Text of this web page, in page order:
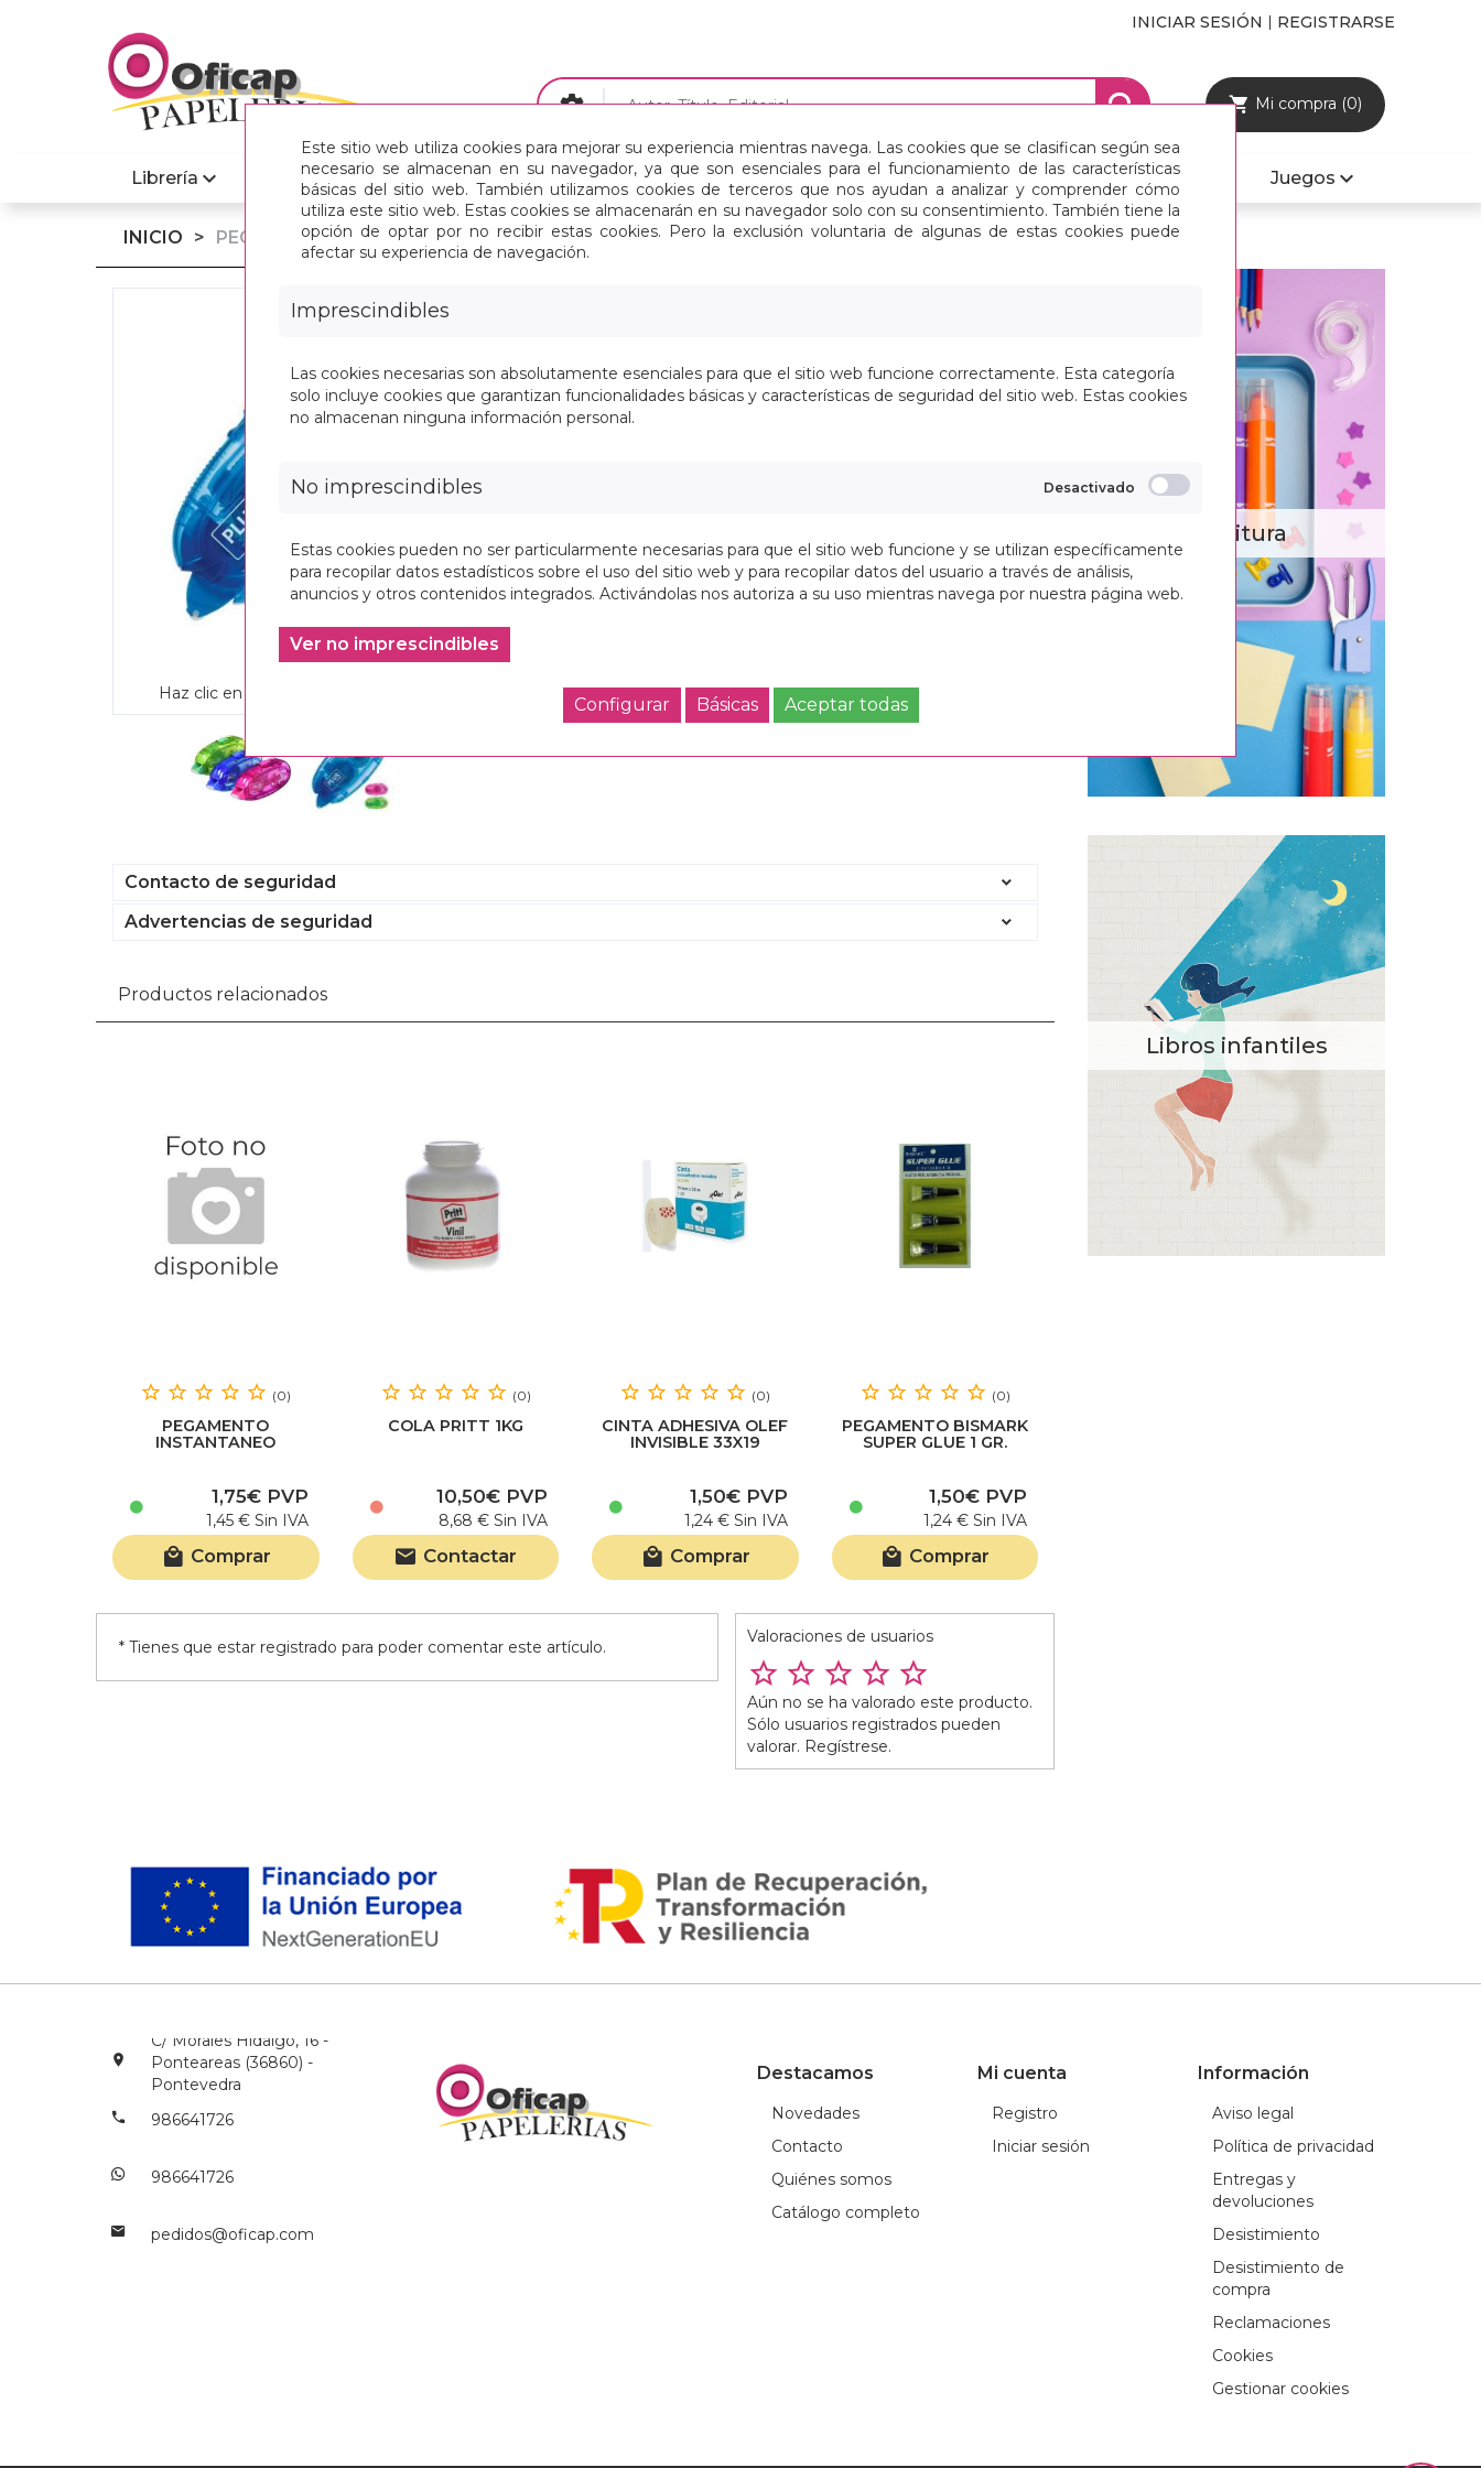
Este sitio web utiliza cookies para mejorar su experiencia mientras navega. Las cookies que se clasifican según sea
necesario se almacenan en su navegador, ya que son esenciales para el funcionamiento de las características
básicas del sitio web. También utilizamos cookies de terceros que nos ayudan a analizar y comprender cómo
utiliza este sitio web. Estas cookies se almacenarán en su navegador solo con su consentimiento. También tiene la
opción de optar por no recibir estas cookies. Pero la exclusión voluntaria de algunas de estas cookies puede
afectar su experiencia de navegación.
Imprescindibles
Las cookies necesarias son absolutamente esenciales para que el sitio web funcione correctamente. Esta categoría
solo incluye cookies que garantizan funcionalidades básicas y características de seguridad del sitio web. Estas cookies
no almacenan ninguna información personal.
No imprescindibles
Estas cookies pueden no ser particularmente necesarias para que el sitio web funcione y se utilizan específicamente
para recopilar datos estadísticos sobre el uso del sitio web y para recopilar datos del usuario a través de análisis,
anuncios y otros contenidos integrados. Activándolas nos autoriza a su uso mientras navega por nuestra página web.
Ver no imprescindibles
Configurar Básicas Aceptar todas
INICIAR SESIÓN REGISTRARSE
Mi compra (0)
Librería Informatica Papelería Maletas y Mochilas Mobiliario y Sillas Juegos
INICIO > PEGAMENTO ROLLER 6MM X 8M
Haz clic en la imagen para ampliarla
2,50 €
4977564652784
Contacto de seguridad
Advertencias de seguridad
Productos relacionados
(0)
PEGAMENTO
INSTANTANEO
1,75€ PVP
1,45 € Sin IVA
Comprar
(0)
COLA PRITT 1KG
10,50€ PVP
8,68 € Sin IVA
Contactar
(0)
CINTA ADHESIVA OLEF
INVISIBLE 33X19
1,50€ PVP
1,24 € Sin IVA
Comprar
(0)
PEGAMENTO BISMARK
SUPER GLUE 1 GR.
1,50€ PVP
1,24 € Sin IVA
Comprar
Valoraciones de usuarios
Aún no se ha valorado este producto.
Sólo usuarios registrados pueden
valorar. Regístrese.
* Tienes que estar registrado para poder comentar este artículo.
Escritura
Libros infantiles
C/ Morales Hidalgo, 16 -
Ponteareas (36860) -
Pontevedra
986641726
986641726
pedidos@oficap.com
Destacamos
Novedades
Contacto
Quiénes somos
Catálogo completo
Mi cuenta
Registro
Iniciar sesión
Información
Aviso legal
Política de privacidad
Entregas y
devoluciones
Desistimiento
Desistimiento de
compra
Reclamaciones
Cookies
Gestionar cookies